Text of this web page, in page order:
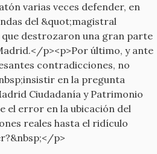
varias veces defender, en
del &quot;magistral
destrozaron una gran parte
p><p>Por último, y ante
contradicciones, no
en la pregunta
Ciudadanía y Patrimonio
el error en la ubicación del
reales hasta el ridículo
p>